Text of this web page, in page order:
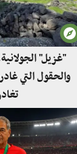
"غزيل"
والحقول التي